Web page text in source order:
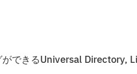
ができるUniversal